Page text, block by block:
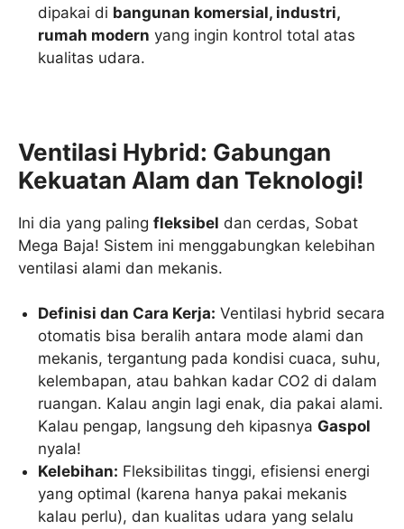
dipakai di bangunan komersial, industri,
rumah modern yang ingin kontrol total atas
kualitas udara.
Ventilasi Hybrid: Gabungan
Kekuatan Alam dan Teknologi!
Ini dia yang paling fleksibel dan cerdas, Sobat
Mega Baja! Sistem ini menggabungkan kelebihan
ventilasi alami dan mekanis.
Definisi dan Cara Kerja: Ventilasi hybrid secara
otomatis bisa beralih antara mode alami dan
mekanis, tergantung pada kondisi cuaca, suhu,
kelembapan, atau bahkan kadar CO2 di dalam
ruangan. Kalau angin lagi enak, dia pakai alami.
Kalau pengap, langsung deh kipasnya Gaspol
nyala!
Kelebihan: Fleksibilitas tinggi, efisiensi energi
yang optimal (karena hanya pakai mekanis
kalau perlu), dan kualitas udara yang selalu